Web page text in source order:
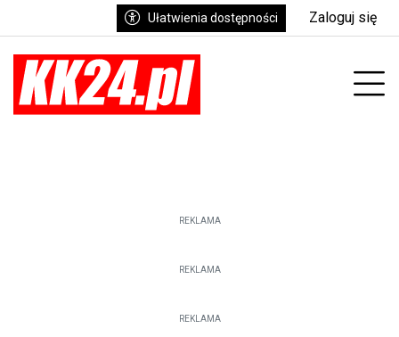
Ułatwienia dostępności Zaloguj się
REKLAMA
REKLAMA
REKLAMA